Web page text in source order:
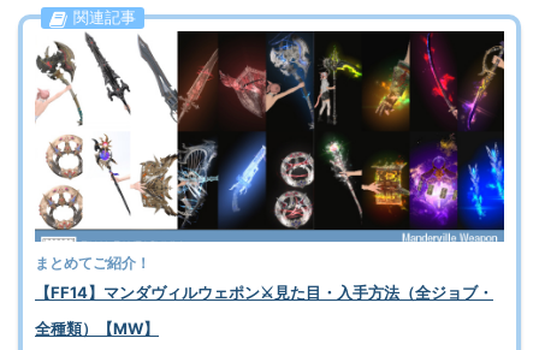
関連記事
まとめてご紹介！
【FF14】マンダヴィルウェポン⚔️見た目・入手方法（全ジョブ・
全種類）【MW】